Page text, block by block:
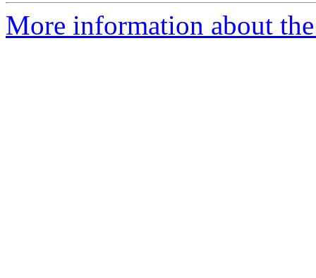
More information about